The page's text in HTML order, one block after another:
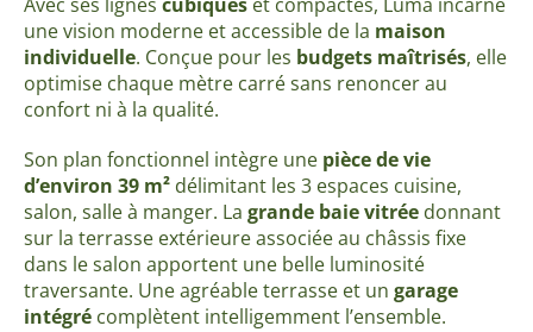
une vision moderne et accessible de la maison
individuelle. Conçue pour les budgets maîtrisés, elle
optimise chaque mètre carré sans renoncer au
confort ni à la qualité.
Son plan fonctionnel intègre une pièce de vie
d’environ 39 m² délimitant les 3 espaces cuisine,
salon, salle à manger. La grande baie vitrée donnant
sur la terrasse extérieure associée au châssis fixe
dans le salon apportent une belle luminosité
traversante. Une agréable terrasse et un garage
intégré complètent intelligemment l’ensemble.